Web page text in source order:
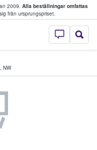
2009. Alla beställningar omfattas
från ursprungspriset.
StubHub – där
, NW